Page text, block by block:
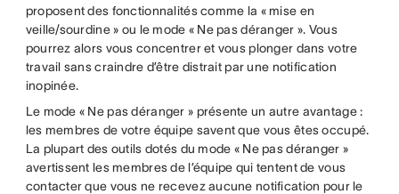
proposent des fonctionnalités comme la « mise en
veille/sourdine » ou le mode « Ne pas déranger ». Vous
pourrez alors vous concentrer et vous plonger dans votre
travail sans craindre d’être distrait par une notification
inopinée.
Le mode « Ne pas déranger » présente un autre avantage :
les membres de votre équipe savent que vous êtes occupé.
La plupart des outils dotés du mode « Ne pas déranger »
avertissent les membres de l’équipe qui tentent de vous
contacter que vous ne recevez aucune notification pour le